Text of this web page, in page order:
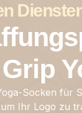
Socken für
Ihr Logo zu